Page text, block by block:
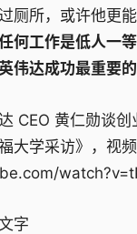
厕所，或许他更
何工作是低人一
伟达成功最重要
CEO 黄仁勋谈创
大学采访》，视
字